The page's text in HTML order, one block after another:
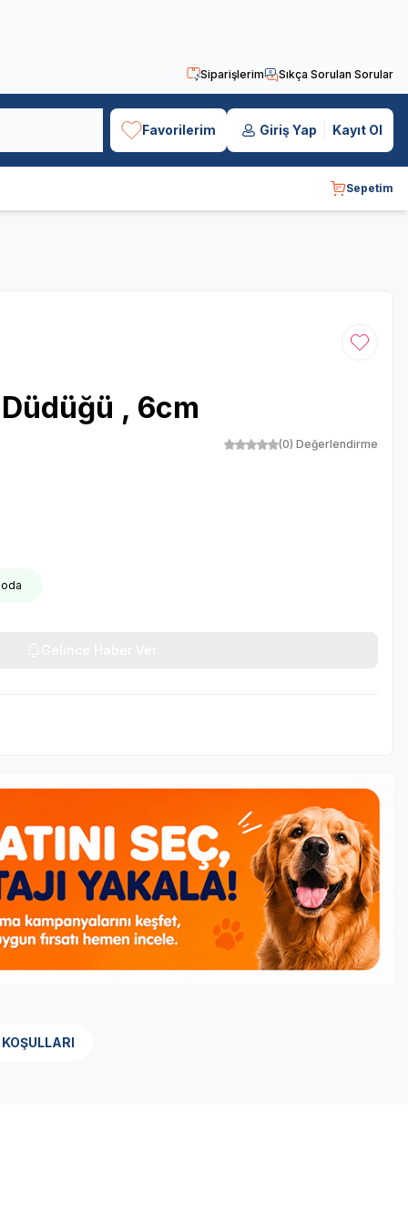
Siparişlerim Sıkça Sorulan Sorular
Favorilerim Giriş Yap Kayıt Ol
Sepetim
Favoriye
, 6cm
(0) Değerlendirme